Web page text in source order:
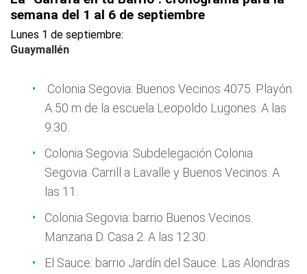
semana del 1 al 6 de septiembre
Lunes 1 de septiembre:
Guaymallén
Colonia Segovia: Buenos Vecinos 4075. Playón.
A 50 m de la escuela Leopoldo Lugones. A las
9.30.
Colonia Segovia: Subdelegación Colonia
Segovia. Carrill a Lavalle y Buenos Vecinos. A
las 11.
Colonia Segovia: barrio Buenos Vecinos.
Manzana D. Casa 2. A las 12.30.
El Sauce: barrio Jardín del Sauce. Las Alondras